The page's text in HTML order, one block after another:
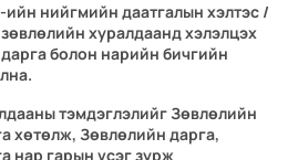
нийгмийн даатгалын хэлтэс /
хуралдаанд хэлэлцэх
болон нарийн бичгийн
тэмдэглэлийг Зөвлөлийн
хөтөлж, Зөвлөлийн дарга,
нар гарын үсэг зурж